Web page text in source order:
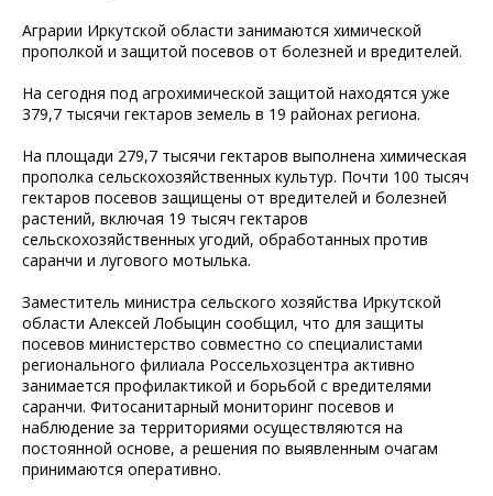
Аграрии Иркутской области занимаются химической
прополкой и защитой посевов от болезней и вредителей.
На сегодня под агрохимической защитой находятся уже
379,7 тысячи гектаров земель в 19 районах региона.
На площади 279,7 тысячи гектаров выполнена химическая
прополка сельскохозяйственных культур. Почти 100 тысяч
гектаров посевов защищены от вредителей и болезней
растений, включая 19 тысяч гектаров
сельскохозяйственных угодий, обработанных против
саранчи и лугового мотылька.
Заместитель министра сельского хозяйства Иркутской
области Алексей Лобыцин сообщил, что для защиты
посевов министерство совместно со специалистами
регионального филиала Россельхозцентра активно
занимается профилактикой и борьбой с вредителями
саранчи. Фитосанитарный мониторинг посевов и
наблюдение за территориями осуществляются на
постоянной основе, а решения по выявленным очагам
принимаются оперативно.